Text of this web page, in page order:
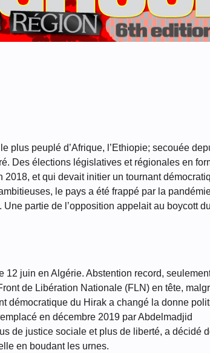
plus peuplé d’Afrique, l’Ethiopie; secouée
Des élections législatives et régionales en
et qui devait initier un tournant
le pays a été frappé par la
partie de l’opposition appelait au boycott du
juin en Algérie. Abstention record,
de Libération Nationale (FLN) en tête,
démocratique du Hirak a changé la donne
en décembre 2019 par Abdelmadjid
de justice sociale et plus de liberté, a décidé
en boudant les urnes.